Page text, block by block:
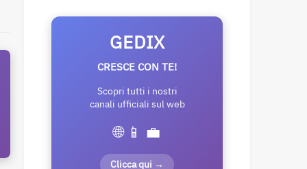
GEDIX
CRESCE CON TE!
Scopri tutti i nostri
canali ufficiali sul web
🌐 📱 💼
Clicca qui →